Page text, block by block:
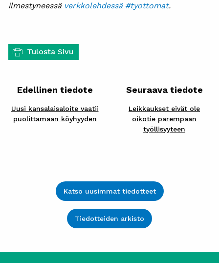
ilmestyneessä verkkolehdessä #tyottomat.
Tulosta Sivu
Edellinen tiedote
Uusi kansalaisaloite vaatii
puolittamaan köyhyyden
Seuraava tiedote
Leikkaukset eivät ole
oikotie parempaan
työllisyyteen
Katso uusimmat tiedotteet
Tiedotteiden arkisto